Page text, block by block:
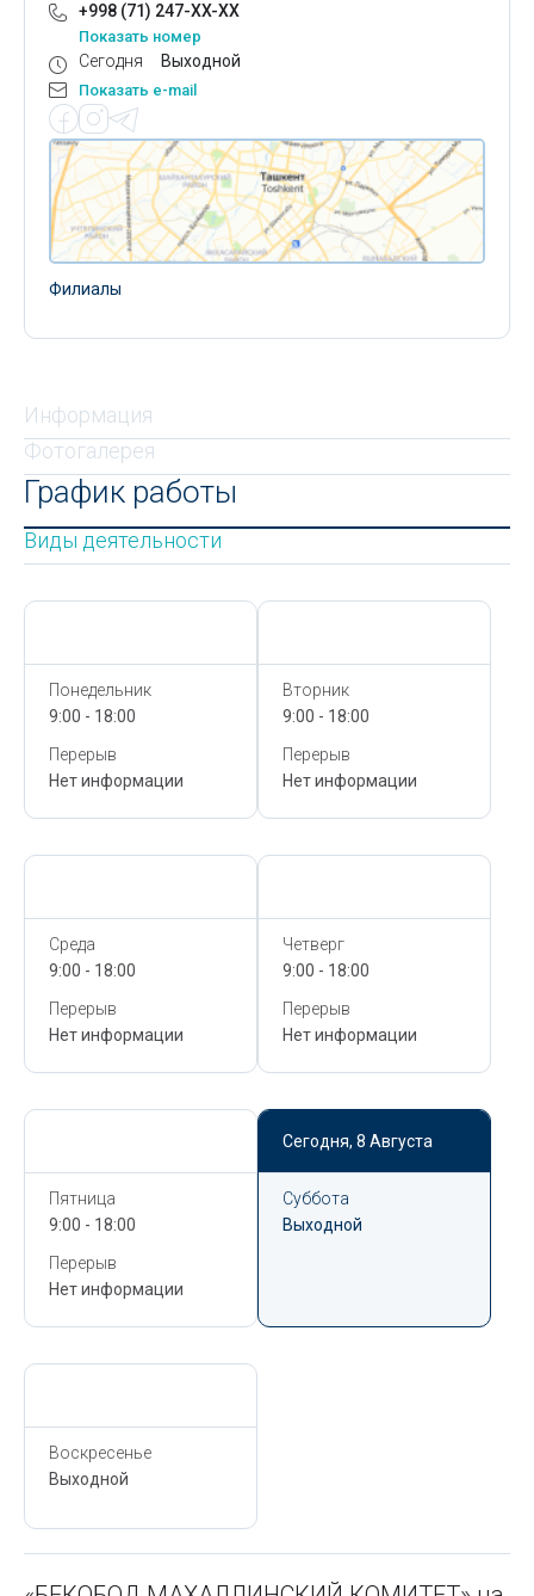
+998 (71) 247-XX-XX
Показать номер
Сегодня Выходной
Показать e-mail
Филиалы
Информация
Фотогалерея
График работы
Виды деятельности
Понедельник
9:00 - 18:00
Перерыв
Нет информации
Вторник
9:00 - 18:00
Перерыв
Нет информации
Среда
9:00 - 18:00
Перерыв
Нет информации
Четверг
9:00 - 18:00
Перерыв
Нет информации
Пятница
9:00 - 18:00
Перерыв
Нет информации
Сегодня, 8 Августа
Суббота
Выходной
Воскресенье
Выходной